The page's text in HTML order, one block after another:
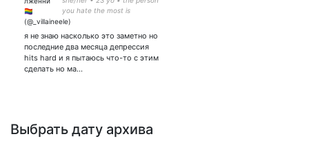
you hate the most is
somebody's beloved child •
я не знаю насколько это заметно но
последние два месяца депрессия
hits hard и я пытаюсь что-то с этим
сделать но ма…
Выбрать дату архива